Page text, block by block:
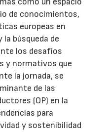
de conocimientos,
europeas en
búsqueda de
los desafíos
y normativos que
la jornada, se
de las
(OP) en la
para
y sostenibilidad